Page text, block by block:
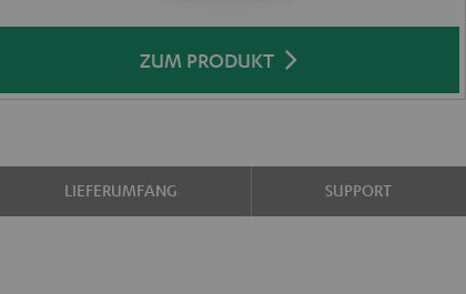
ZUM PRODUKT
LIEFERUMFANG SUPPORT